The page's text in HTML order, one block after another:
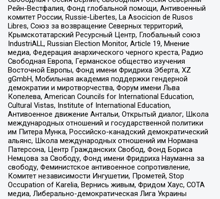
Рейн-Вестфалия, Фонд глобальной помощи, Антивоенный
комитет России, Russie-Libertes, La Asocicion de Rusos
Libres, Союз за возвращение Северных территорий,
Крымскотатарский Ресурсный Центр, Глобальный союз
IndustriALL, Russian Election Monitor, Article 19, Мнение
медиа, Федерация анархического черного креста, Радио
Свободная Европа, Германское общество изучения
Восточной Европы, Фонд имени Фридриха Эберта, XZ
gGmbH, Мобильная академия поддержки гендерной
демократии и миротворчества, Форум имени Льва
Копелева, American Councils for International Education,
Cultural Vistas, Institute of International Education,
Антивоенное движение Антальи, Открытый диалог, Школа
международных отношений и государственной политики
им Питера Мунка, Российско-канадский демократический
альянс, Школа международных отношений им Нормана
Патерсона, Центр Гражданских Свобод, Фонд Бориса
Немцова за Свободу, Фонд имени Фридриха Науманна за
свободу, Феминистское антивоенное сопротивление,
Комитет независимости Ингушетии, Прометей, Stop
Occupation of Karelia, Вернись живым, Фридом Хаус, СОТА
медиа, Либерально-демократическая Лига Украины